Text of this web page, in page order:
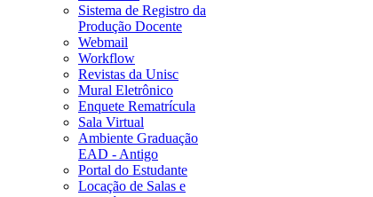
Sistema de Registro da
Produção Docente
Webmail
Workflow
Revistas da Unisc
Mural Eletrônico
Enquete Rematrícula
Sala Virtual
Ambiente Graduação
EAD - Antigo
Portal do Estudante
Locação de Salas e